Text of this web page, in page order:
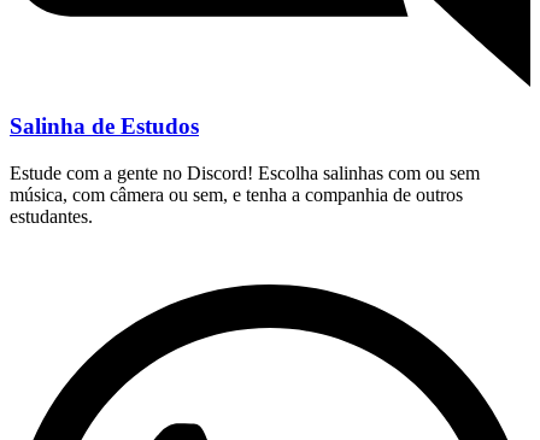
Salinha de Estudos
Estude com a gente no Discord! Escolha salinhas com ou sem
música, com câmera ou sem, e tenha a companhia de outros
estudantes.